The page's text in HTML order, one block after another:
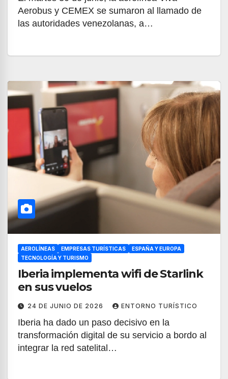
Aerobus y CEMEX se sumaron al llamado de
las autoridades venezolanas, a…
AEROLÍNEAS EMPRESAS TURÍSTICAS
ESPAÑA Y EUROPA
TECNOLOGÍA Y TURISMO
Iberia implementa wifi de Starlink
en sus vuelos
24 DE JUNIO DE 2026 ENTORNO TURÍSTICO
Iberia ha dado un paso decisivo en la
transformación digital de su servicio a bordo al
integrar la red satelital…